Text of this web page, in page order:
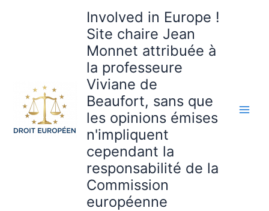
Involved in Europe !
Site chaire Jean
Monnet attribuée à
la professeure
Viviane de
Beaufort, sans que
les opinions émises
n'impliquent
cependant la
responsabilité de la
Commission
européenne